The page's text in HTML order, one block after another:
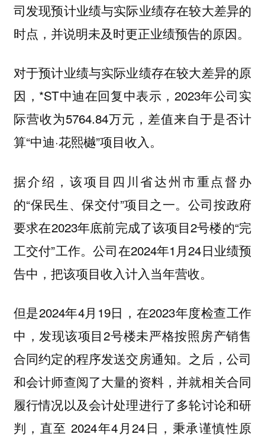
司发现预计业绩与实际业绩存在较大差异的
时点，并说明未及时更正业绩预告的原因。
对于预计业绩与实际业绩存在较大差异的原
因，*ST中迪在回复中表示，2023年公司实
际营收为5764.84万元，差值来自于是否计
算“中迪·花熙樾”项目收入。
据介绍，该项目四川省达州市重点督办
的“保民生、保交付”项目之一。公司按政府
要求在2023年底前完成了该项目2号楼的“完
工交付”工作。公司在2024年1月24日业绩预
告中，把该项目收入计入当年营收。
但是2024年4月19日，在2023年度检查工作
中，发现该项目2号楼未严格按照房产销售
合同约定的程序发送交房通知。之后，公司
和会计师查阅了大量的资料，并就相关合同
履行情况以及会计处理进行了多轮讨论和研
判，直至 2024年4月24日，秉承谨慎性原